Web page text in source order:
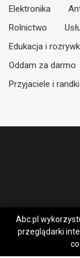
Elektronika
Rolnictwo
Edukacja i
Oddam za darmo
Przyjaciele i randki
Abc.pl
przeglądarki